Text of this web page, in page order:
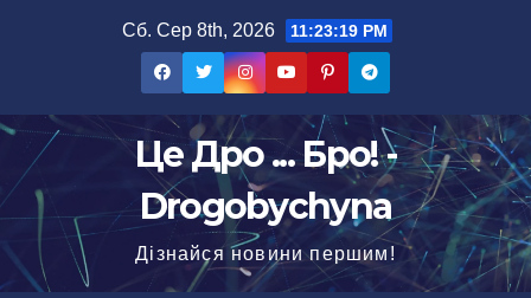
Сб. Сер 8th, 2026 11:23:21 PM
Це Дро ... Бро! -
Drogobychyna
Дізнайся новини першим!